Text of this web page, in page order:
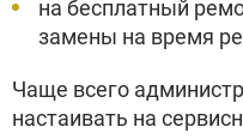
на бесплатный
замены на время
Чаще всего
настаивать на